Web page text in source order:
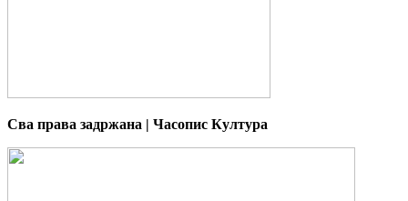
Сва права задржана | Часопис Култура